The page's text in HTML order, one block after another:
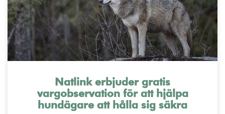
Natlink erbjuder gratis
vargobservation för att hjälpa
hundägare att hålla sig säkra